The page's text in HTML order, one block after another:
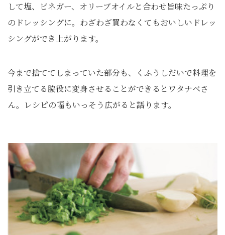
して塩、ビネガー、オリーブオイルと合わせ旨味たっぷり
のドレッシングに。わざわざ買わなくてもおいしいドレッ
シングができ上がります。
今まで捨ててしまっていた部分も、くふうしだいで料理を
引き立てる脇役に変身させることができるとワタナベさ
ん。レシピの幅もいっそう広がると語ります。